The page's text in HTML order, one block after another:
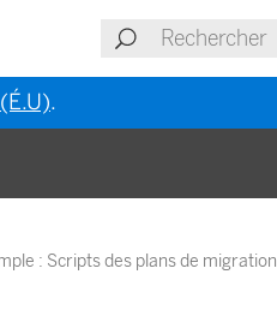
.
: Scripts des plans de migration